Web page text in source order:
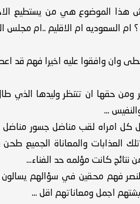
هذا الموضوع هي من يستطيع
ام السعوديه ام الاقليم ..ام مجلس
وان وافقوا عليه اخيرا فهم قد
حقها ان تتنظر وليدها الذي طال
...
لقب مناضل جسور مناضل من
العذابات والمعاناة الجميع
نتائج كانت مؤلمه حد الفناء...
فهم محقين في سؤالهم
اجمل ومعاناتهم اقل ...